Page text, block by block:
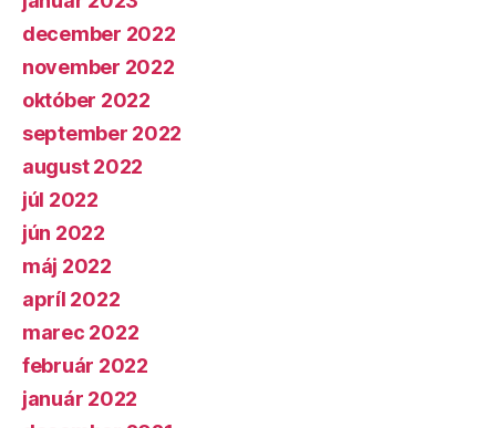
december 2022
november 2022
október 2022
september 2022
august 2022
júl 2022
jún 2022
máj 2022
apríl 2022
marec 2022
február 2022
január 2022